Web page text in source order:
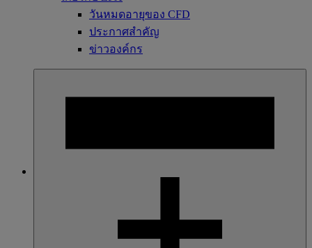
วันหมดอายุของ CFD
ประกาศสำคัญ
ข่าวองค์กร